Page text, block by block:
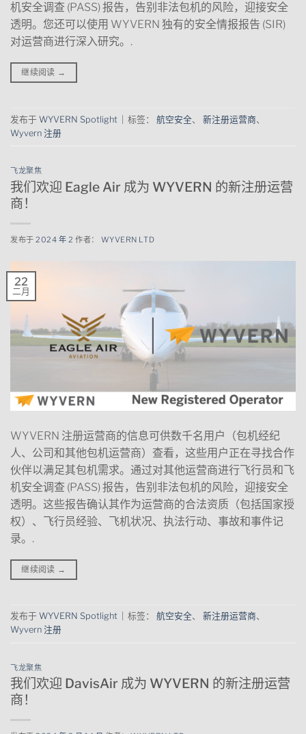
机安全调查 (PASS) 报告，告别非法包机的风险，迎接安全
透明。您还可以使用 WYVERN 独有的安全情报报告 (SIR)
对运营商进行深入研究。.
继续阅读 →
发布于 WYVERN Spotlight 标签： 航空安全、 新注册运营商、
Wyvern 注册
飞龙聚焦
我们欢迎 Eagle Air 成为 WYVERN 的新注册运营
商！
发布于2024 年 2 作者： WYVERN LTD
22
二月
WYVERN 注册运营商的信息可供数千名用户（包机经纪
人、公司和其他包机运营商）查看，这些用户正在寻找合作
伙伴以满足其包机需求。通过对其他运营商进行飞行员和飞
机安全调查 (PASS) 报告，告别非法包机的风险，迎接安全
透明。这些报告确认其作为运营商的合法资质（包括国家授
权）、飞行员经验、飞机状况、执法行动、事故和事件记
录。.
继续阅读 →
发布于 WYVERN Spotlight 标签： 航空安全、 新注册运营商、
Wyvern 注册
飞龙聚焦
我们欢迎 DavisAir 成为 WYVERN 的新注册运营
商！